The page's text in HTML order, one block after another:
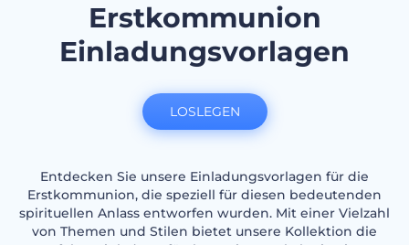
Erstkommunion
Einladungsvorlagen
Entdecken Sie unsere Einladungsvorlagen für die
Erstkommunion, die speziell für diesen bedeutenden
spirituellen Anlass entworfen wurden. Mit einer Vielzahl
von Themen und Stilen bietet unsere Kollektion die
LOSLEGEN